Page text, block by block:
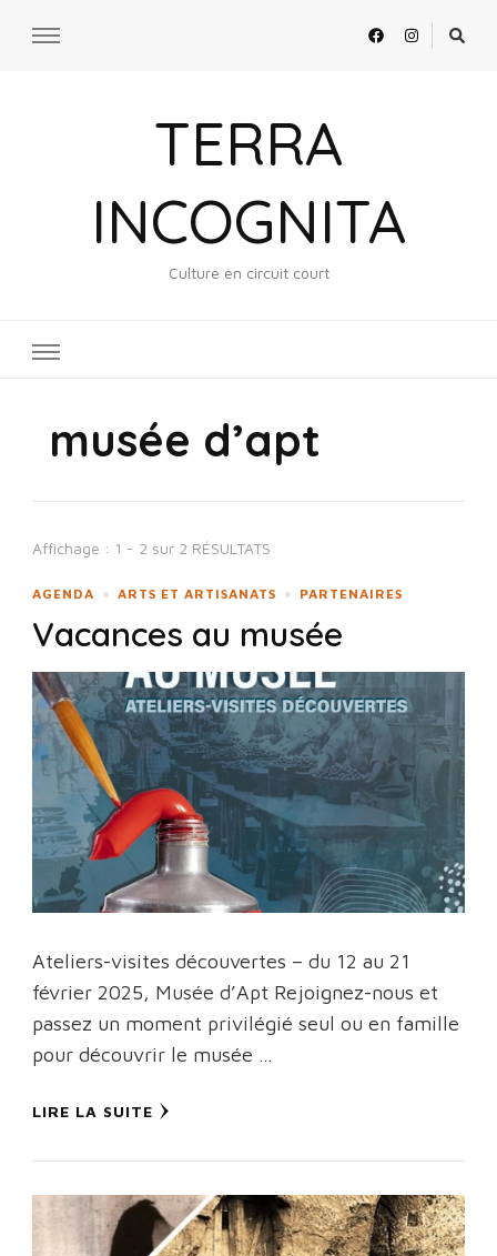
TERRA
INCOGNITA
Culture en circuit court
musée d’apt
Affichage : 1 - 2 sur 2 RÉSULTATS
AGENDA ARTS ET ARTISANATS PARTENAIRES
Vacances au musée
Ateliers-visites découvertes – du 12 au 21
février 2025, Musée d’Apt Rejoignez-nous et
passez un moment privilégié seul ou en famille
pour découvrir le musée …
LIRE LA SUITE